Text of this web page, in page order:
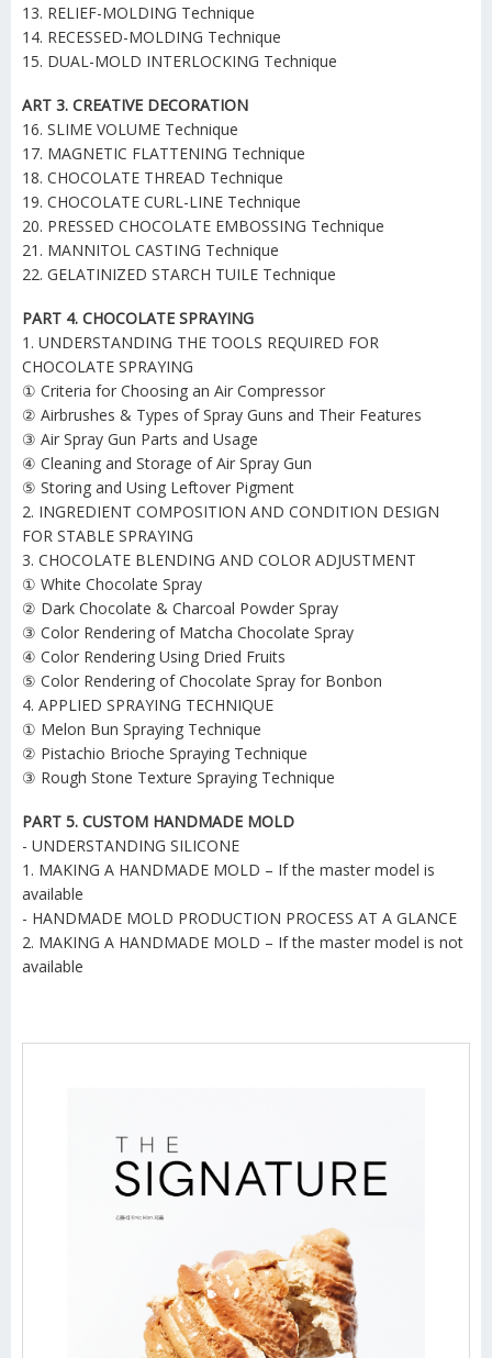
13. RELIEF-MOLDING Technique
14. RECESSED-MOLDING Technique
15. DUAL-MOLD INTERLOCKING Technique
ART 3. CREATIVE DECORATION
16. SLIME VOLUME Technique
17. MAGNETIC FLATTENING Technique
18. CHOCOLATE THREAD Technique
19. CHOCOLATE CURL-LINE Technique
20. PRESSED CHOCOLATE EMBOSSING Technique
21. MANNITOL CASTING Technique
22. GELATINIZED STARCH TUILE Technique
PART 4. CHOCOLATE SPRAYING
1. UNDERSTANDING THE TOOLS REQUIRED FOR
CHOCOLATE SPRAYING
① Criteria for Choosing an Air Compressor
② Airbrushes & Types of Spray Guns and Their Features
③ Air Spray Gun Parts and Usage
④ Cleaning and Storage of Air Spray Gun
⑤ Storing and Using Leftover Pigment
2. INGREDIENT COMPOSITION AND CONDITION DESIGN
FOR STABLE SPRAYING
3. CHOCOLATE BLENDING AND COLOR ADJUSTMENT
① White Chocolate Spray
② Dark Chocolate & Charcoal Powder Spray
③ Color Rendering of Matcha Chocolate Spray
④ Color Rendering Using Dried Fruits
⑤ Color Rendering of Chocolate Spray for Bonbon
4. APPLIED SPRAYING TECHNIQUE
① Melon Bun Spraying Technique
② Pistachio Brioche Spraying Technique
③ Rough Stone Texture Spraying Technique
PART 5. CUSTOM HANDMADE MOLD
- UNDERSTANDING SILICONE
1. MAKING A HANDMADE MOLD – If the master model is
available
- HANDMADE MOLD PRODUCTION PROCESS AT A GLANCE
2. MAKING A HANDMADE MOLD – If the master model is not
available